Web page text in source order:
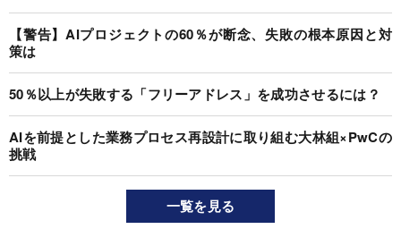
【警告】AIプロジェクトの60％が断念、失敗の根本原因と対
策は
50％以上が失敗する「フリーアドレス」を成功させるには？
AIを前提とした業務プロセス再設計に取り組む大林組×PwCの
挑戦
一覧を見る